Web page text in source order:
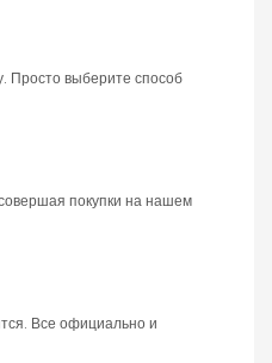
Просто выберите способ
покупки на нашем
Все официально и